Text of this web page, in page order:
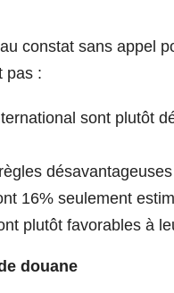
constat sans appel
pas :
sont plutôt
16% seulement
plutôt favorables à
douane